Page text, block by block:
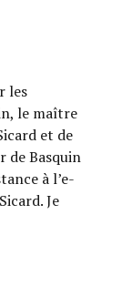
les
le maître
et de
de Basquin
à l’e-
Je